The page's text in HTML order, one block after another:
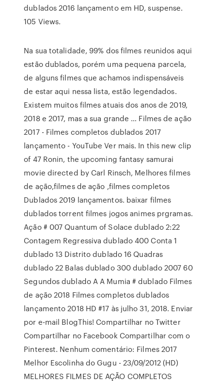
dublados 2016 lançamento em HD, suspense.
105 Views.
Na sua totalidade, 99% dos filmes reunidos aqui
estão dublados, porém uma pequena parcela,
de alguns filmes que achamos indispensáveis
de estar aqui nessa lista, estão legendados.
Existem muitos filmes atuais dos anos de 2019,
2018 e 2017, mas a sua grande … Filmes de ação
2017 - Filmes completos dublados 2017
lançamento - YouTube Ver mais. In this new clip
of 47 Ronin, the upcoming fantasy samurai
movie directed by Carl Rinsch, Melhores filmes
de ação,filmes de ação ,filmes completos
Dublados 2019 lançamentos. baixar filmes
dublados torrent filmes jogos animes prgramas.
Ação # 007 Quantum of Solace dublado 2:22
Contagem Regressiva dublado 400 Conta 1
dublado 13 Distrito dublado 16 Quadras
dublado 22 Balas dublado 300 dublado 2007 60
Segundos dublado A A Mumia # dublado Filmes
de ação 2018 Filmes completos dublados
lançamento 2018 HD #17 às julho 31, 2018. Enviar
por e-mail BlogThis! Compartilhar no Twitter
Compartilhar no Facebook Compartilhar com o
Pinterest. Nenhum comentário: Filmes 2017
Melhor Escolinha do Gugu - 23/09/2012 (HD)
MELHORES FILMES DE AÇÃO COMPLETOS